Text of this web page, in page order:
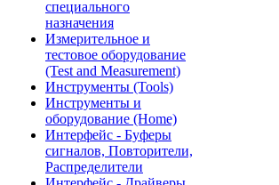
специального
назначения
Измерительное и
тестовое оборудование
(Test and Measurement)
Инструменты (Tools)
Инструменты и
оборудование (Home)
Интерфейс - Буферы
сигналов, Повторители,
Распределители